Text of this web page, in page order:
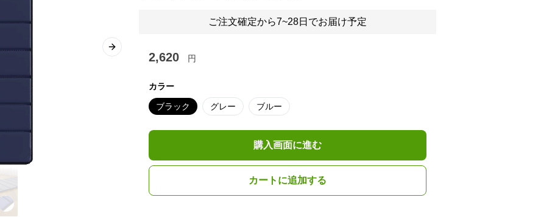
Next slide
ご注文確定から7~28日でお届け予定
2,620 円
カラー
ブラック グレー ブルー
購入画面に進む
カートに追加する